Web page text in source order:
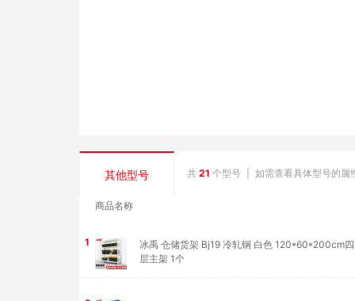
其他型号 共 21 个型号 如需查看具体型号的属
商品名称
1
冰禹 仓储货架 Bj19 冷轧钢 白色 120*60*200cm四
层主架 1个